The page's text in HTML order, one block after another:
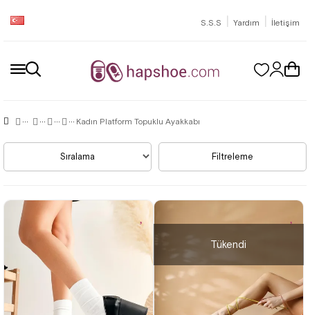
S.S.S | Yardım | İletişim
Kadın Platform Topuklu Ayakkabı
Filtreleme
Sıralama
Tükendi